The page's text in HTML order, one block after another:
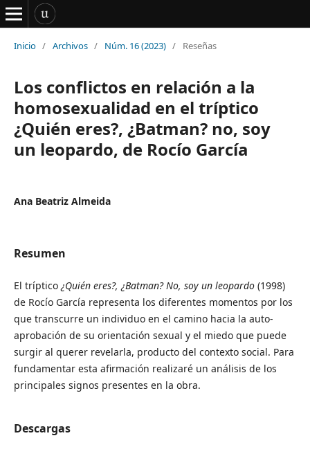
Inicio / Archivos / Núm. 16 (2023) / Reseñas
Los conflictos en relación a la
homosexualidad en el tríptico
¿Quién eres?, ¿Batman? no, soy
un leopardo, de Rocío García
Ana Beatriz Almeida
Resumen
El tríptico ¿Quién eres?, ¿Batman? No, soy un leopardo(1998)
de Rocío García representa los diferentes momentos por los
que transcurre un individuo en el camino hacia la auto-
aprobación de su orientación sexual y el miedo que puede
surgir al querer revelarla, producto del contexto social. Para
fundamentar esta afirmación realizaré un análisis de los
principales signos presentes en la obra.
Descargas